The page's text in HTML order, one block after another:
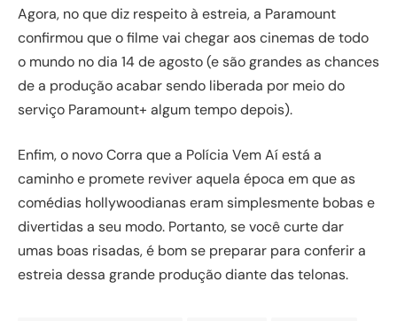
Agora, no que diz respeito à estreia, a Paramount
confirmou que o filme vai chegar aos cinemas de todo
o mundo no dia 14 de agosto (e são grandes as chances
de a produção acabar sendo liberada por meio do
serviço Paramount+ algum tempo depois).
Enfim, o novo Corra que a Polícia Vem Aí está a
caminho e promete reviver aquela época em que as
comédias hollywoodianas eram simplesmente bobas e
divertidas a seu modo. Portanto, se você curte dar
umas boas risadas, é bom se preparar para conferir a
estreia dessa grande produção diante das telonas.